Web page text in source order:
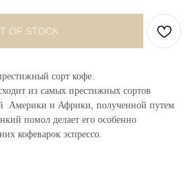
OF STOCK
сорт кофе.
из самых престижных сортов
Америки и Африки, полученной путем
помол делает его особенно
кофеварок эспрессо.